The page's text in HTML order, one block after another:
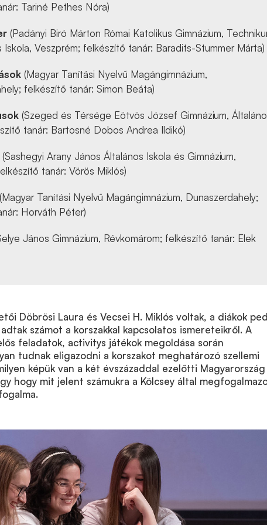
Tariné Pethes Nóra)
(Padányi Biró Márton Római Katolikus Gimnázium,
Iskola, Veszprém; felkészítő tanár: Baradits-Stummer Márta)
(Magyar Tanítási Nyelvű Magángimnázium,
felkészítő tanár: Simon Beáta)
(Szeged és Térsége Eötvös József Gimnázium,
tanár: Bartosné Dobos Andrea Ildikó)
(Sashegyi Arany János Általános Iskola és Gimnázium,
tanár: Vörös Miklós)
(Magyar Tanítási Nyelvű Magángimnázium, Dunaszerdahely;
Horváth Péter)
János Gimnázium, Révkomárom; felkészítő tanár: Elek
Döbrösi Laura és Vecsei H. Miklós voltak, a diákok
számot a korszakkal kapcsolatos ismereteikről. A
feladatok, activitys játékok megoldása során
tudnak eligazodni a korszakot meghatározó szellemi
képük van a két évszázaddal ezelőtti Magyarország
hogy mit jelent számukra a Kölcsey által